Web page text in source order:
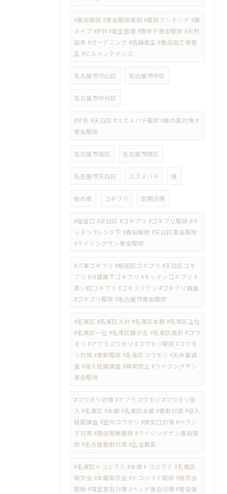
#害虫駆除 #害虫駆除薬剤 #薬剤ランキング #霧
タイプ #IPM #衛生管理 #唐辛子害虫駆除 #天然
由来 #ガーデニング #店舗衛生 #食品加工場衛
生 #ビルメンテナンス
名古屋市守山区 名古屋市中区
名古屋市中村区
#平針 #天白区 #スズメバチ駆除 #蜂の巣対策 #
害虫駆除
名古屋市南区 名古屋市緑区
名古屋市天白区 スズメバチ 蜂
蜂の巣 ゴキブリ 定期点検
#塩釜口 #天白区 #ゴキブリ #ゴキブリ駆除 #キ
ッチン #シンク下 #害虫駆除 #天白区害虫駆除
#ライジングサン害虫駆除
#八事ゴキブリ #昭和区ゴキブリ #天白区ゴキ
ブリ #冷蔵庫下ゴキブリ #キッチンゴキブリ #
黒い粒ゴキブリ #ゴキブリフン #ゴキブリ調査
#ゴキブリ駆除 #名古屋市害虫駆除
#名東区 #名東区大針 #名東区本郷 #名東区上社
#名東区一社 #名東区藤が丘 #名東区高針 #コウ
モリ #アブラコウモリ #コウモリ駆除 #コウモ
リ対策 #害獣駆除 #名東区コウモリ #天井裏調
査 #侵入経路調査 #再発防止 #ライジングサン
害虫駆除
#コウモリ対策 #アブラコウモリ #コウモリ侵
入 #名東区 #本郷 #名東区本郷 #害獣対策 #侵入
経路調査 #室内コウモリ #換気口対策 #ベラン
ダ対策 #害虫害獣駆除 #ライジングサン害虫駆
除 #名古屋害獣対策 #生活異変
#名東区トコジラミ #本郷トコジラミ #名東区
南京虫 #本郷南京虫 #トコジラミ駆除 #南京虫
駆除 #寝室害虫対策 #ベッド害虫対策 #害虫調